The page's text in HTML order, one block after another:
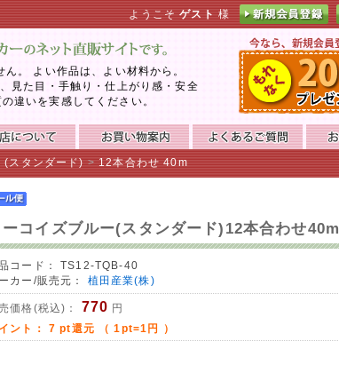
ようこそゲスト様
。 よい作品は、よい材料から。
見た目・手触り・仕上がり感・安全
違いを実感してください。
(スタンダード) >12本合わせ 40m
ーコイズブルー(スタンダード)12本合わせ40m
コード：
TS12-TQB-40
カー/販売元：
植田産業(株)
価格(税込)： 770 円
ント： 7 pt還元 （ 1pt=1円 ）